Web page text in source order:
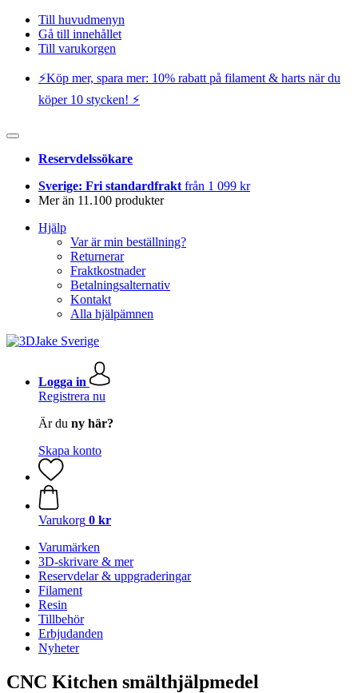
Till huvudmenyn
Gå till innehållet
Till varukorgen
⚡️Köp mer, spara mer: 10% rabatt på filament & harts när du
köper 10 stycken! ⚡️
Reservdelssökare
Sverige: Fri standardfrakt från 1 099 kr
Mer än 11.100 produkter
Hjälp
Var är min beställning?
Returnerar
Fraktkostnader
Betalningsalternativ
Kontakt
Alla hjälpämnen
Logga in
Registrera nu
Är du ny här?
Skapa konto
Varukorg 0 kr
Varumärken
3D-skrivare & mer
Reservdelar & uppgraderingar
Filament
Resin
Tillbehör
Erbjudanden
Nyheter
CNC Kitchen smälthjälpmedel